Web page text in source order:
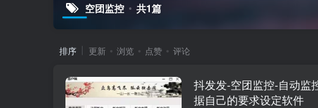
空团监控 共1篇
排序 更新 浏览 点赞 评论
抖发发-空团监控-自动监
据自己的要求设定软件